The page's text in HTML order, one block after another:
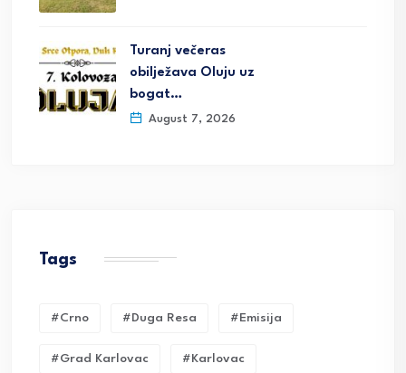
Turanj večeras
obilježava Oluju uz
bogat…
August 7, 2026
Tags
#crno #duga Resa #emisija
#grad Karlovac #karlovac